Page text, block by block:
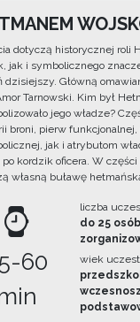
dotyczą historycznej roli
jak i symbolicznego
dzisiejszy. Główną
Tarnowski. Kim był
jego władze?
broni, pierw
jak i atrybutom
po kordzik oficera. W
własną buławę
60
liczba
do 25
wiek